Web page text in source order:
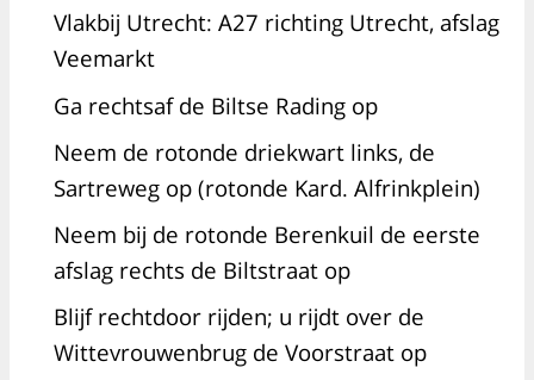
Vlakbij Utrecht: A27 richting Utrecht, afslag
Veemarkt
Ga rechtsaf de Biltse Rading op
Neem de rotonde driekwart links, de
Sartreweg op (rotonde Kard. Alfrinkplein)
Neem bij de rotonde Berenkuil de eerste
afslag rechts de Biltstraat op
Blijf rechtdoor rijden; u rijdt over de
Wittevrouwenbrug de Voorstraat op